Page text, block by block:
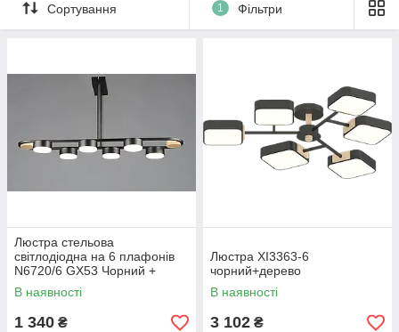
Сортування 1 Фільтри
Люстра стельова
світлодіодна на 6 плафонів
N6720/6 GX53 Чорний +
Дерево
В наявності
1 340 ₴
Люстра XI3363-6
чорний+дерево
В наявності
3 102 ₴